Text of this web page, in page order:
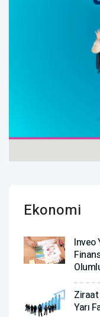
Ekonomi
Inveo
Ziraat
Yarı